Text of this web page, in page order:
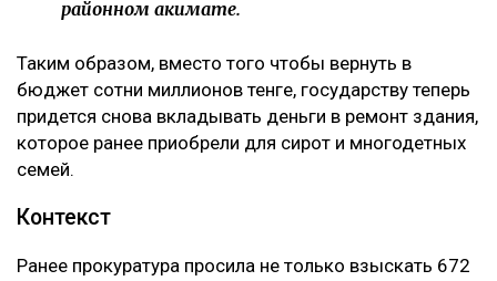
районном акимате.
Таким образом, вместо того чтобы вернуть в
бюджет сотни миллионов тенге, государству теперь
придется снова вкладывать деньги в ремонт здания,
которое ранее приобрели для сирот и многодетных
семей.
Контекст
Ранее прокуратура просила не только взыскать 672